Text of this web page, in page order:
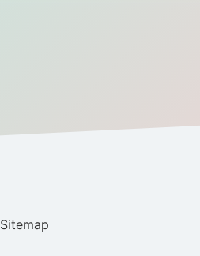
Sitemap